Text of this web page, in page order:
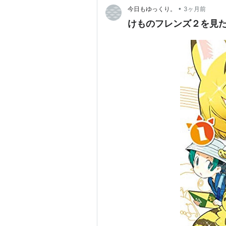
今日もゆっくり。 • 3ヶ月前
けものフレンズ２を見